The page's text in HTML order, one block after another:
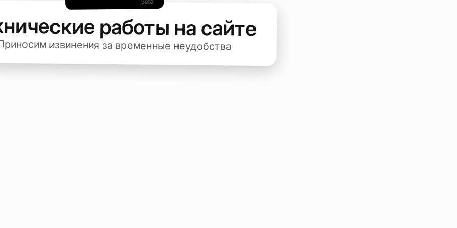
работы на сайте
извинения за временные неудобства